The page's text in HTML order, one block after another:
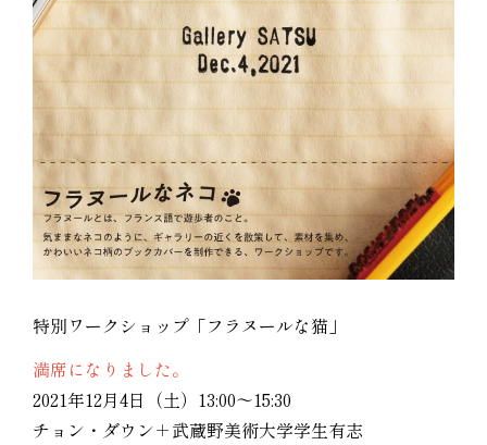
特別ワークショップ「フラヌールな猫」
満席になりました。
2021年12月4日（土）13:00～15:30
チョン・ダウン＋武蔵野美術大学学生有志